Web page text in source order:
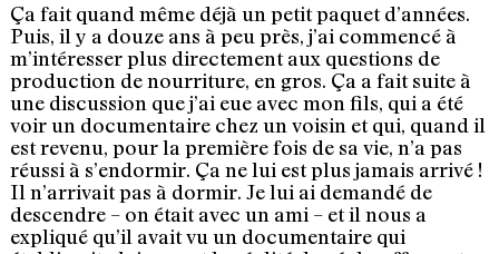
Ça fait quand même déjà un petit paquet d’années.
Puis, il y a douze ans à peu près, j’ai commencé à
m’intéresser plus directement aux questions de
production de nourriture, en gros. Ça a fait suite à
une discussion que j’ai eue avec mon fils, qui a été
voir un documentaire chez un voisin et qui, quand il
est revenu, pour la première fois de sa vie, n’a pas
réussi à s’endormir. Ça ne lui est plus jamais arrivé !
Il n’arrivait pas à dormir. Je lui ai demandé de
descendre – on était avec un ami – et il nous a
expliqué qu’il avait vu un documentaire qui